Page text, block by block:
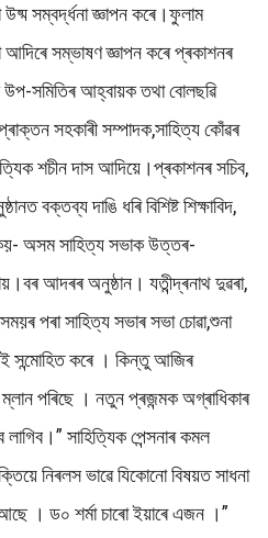
সম্বৰ্দ্ধনা জ্ঞাপন কৰে।ফুলাম
আদিৰে সম্ভাষণ জ্ঞাপন কৰে প্ৰকাশনৰ
সমিতিৰ আহ্বায়ক তথা বোলছৱি
সহকাৰী সম্পাদক,সাহিত্য কোঁৱৰ
শচীন দাস আদিয়ে।প্ৰকাশনৰ সচিব,
বক্তব্য দাঙি ধৰি বিশিষ্ট শিক্ষাবিদ,
কয়- অসম সাহিত্য সভাক উত্তৰ-
আদৰৰ অনুষ্ঠান। যতীন্দ্ৰনাথ দুৱৰা,
পৰা সাহিত্য সভাৰ সভা চোৱা,শুনা
কৰে । কিন্তু আজিৰ
পৰিছে । নতুন প্ৰজন্মক অগ্ৰাধিকাৰ
সাহিত্যিক পেন্সনাৰ কমল
নিৰলস ভাৱে যিকোনো বিষয়ত সাধনা
। ড০ শৰ্মা চাৰো ইয়াৰে এজন ।”